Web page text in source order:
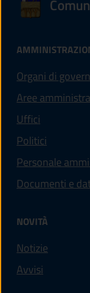
Organi di
Aree
Uffici
Politici
Personale
Documenti e
NOVITÀ
Notizie
Avvisi